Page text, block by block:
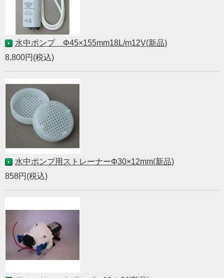
水中ポンプ Φ45×155mm18L/m12V(新品)
8,800円(税込)
水中ポンプ用ストレーナーΦ30×12mm(新品)
858円(税込)